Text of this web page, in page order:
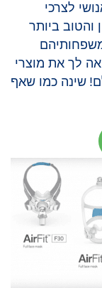
לצרכי
והטוב ביותר
לך את מוצרי
שינה כמו שאף